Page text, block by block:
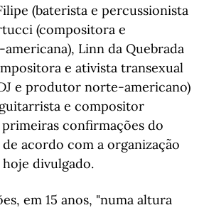
(baterista e percussionista
(compositora e
Linn da Quebrada
e ativista transexual
e produtor norte-americano)
e compositor
confirmações do
acordo com a organização
divulgado.
em 15 anos, "numa altura